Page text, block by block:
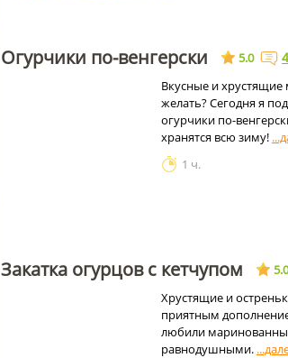
Огурчики по-венгерски 5.0 4
Вкусные и
желать? Сегодня я
огурчики по-
хранятся всю зиму!
1 ч.
Закатка огурцов с кетчупом 5.0
Хрустящие и
приятным
любили
равнодушными.